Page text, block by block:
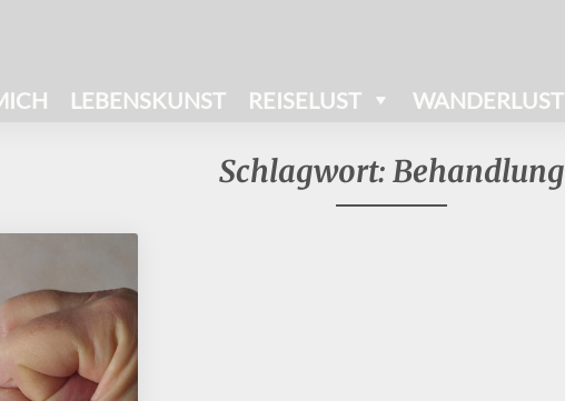
LEBENSKUNST REISELUST WANDERLUST
Schlagwort: Behandlung